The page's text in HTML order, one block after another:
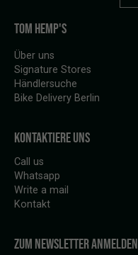
TOM HEMP'S
Über uns
Signature Stores
Händlersuche
Bike Delivery Berlin
KONTAKTIERE UNS
Call us
Whatsapp
Write a mail
Kontakt
ZUM NEWSLETTER ANMELDEN